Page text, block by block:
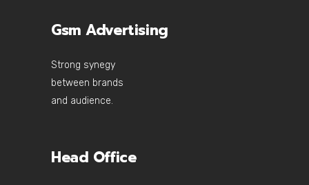
Gsm Advertising
Strong synegy
between brands
and audience.
Head Office